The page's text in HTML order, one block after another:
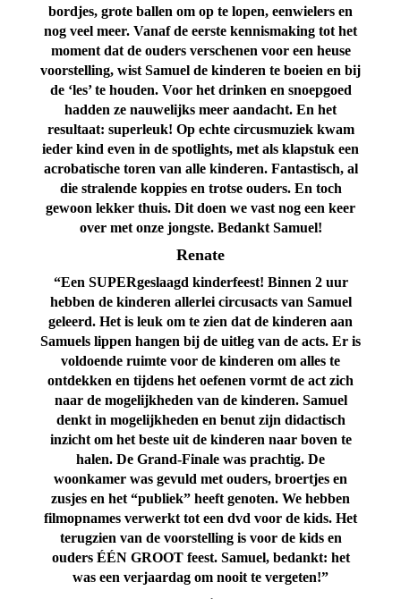
bordjes, grote ballen om op te lopen, eenwielers en
nog veel meer. Vanaf de eerste kennismaking tot het
moment dat de ouders verschenen voor een heuse
voorstelling, wist Samuel de kinderen te boeien en bij
de ‘les’ te houden. Voor het drinken en snoepgoed
hadden ze nauwelijks meer aandacht. En het
resultaat: superleuk! Op echte circusmuziek kwam
ieder kind even in de spotlights, met als klapstuk een
acrobatische toren van alle kinderen. Fantastisch, al
die stralende koppies en trotse ouders. En toch
gewoon lekker thuis. Dit doen we vast nog een keer
over met onze jongste. Bedankt Samuel!
Renate
“Een SUPERgeslaagd kinderfeest! Binnen 2 uur
hebben de kinderen allerlei circusacts van Samuel
geleerd. Het is leuk om te zien dat de kinderen aan
Samuels lippen hangen bij de uitleg van de acts. Er is
voldoende ruimte voor de kinderen om alles te
ontdekken en tijdens het oefenen vormt de act zich
naar de mogelijkheden van de kinderen. Samuel
denkt in mogelijkheden en benut zijn didactisch
inzicht om het beste uit de kinderen naar boven te
halen. De Grand-Finale was prachtig. De
woonkamer was gevuld met ouders, broertjes en
zusjes en het “publiek” heeft genoten. We hebben
filmopnames verwerkt tot een dvd voor de kids. Het
terugzien van de voorstelling is voor de kids en
ouders ÉÉN GROOT feest. Samuel, bedankt: het
was een verjaardag om nooit te vergeten!”